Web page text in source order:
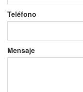
Teléfono
Mensaje